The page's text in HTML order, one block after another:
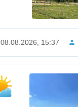
08.08.2026, 15:37